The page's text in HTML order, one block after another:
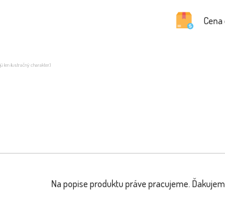
len ilustračný charakter)
Na popise produktu práve pracujeme.